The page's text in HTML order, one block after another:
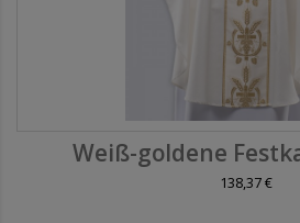
Weiß-goldene
138,37 €